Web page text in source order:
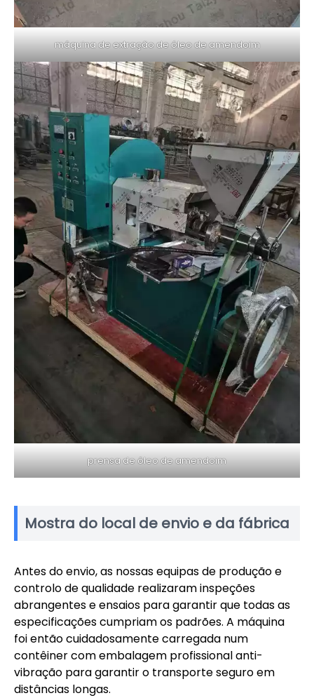
máquina de extração de óleo de amendoim
prensa de óleo de amendoim
Mostra do local de envio e da fábrica
Antes do envio, as nossas equipas de produção e
controlo de qualidade realizaram inspeções
abrangentes e ensaios para garantir que todas as
especificações cumpriam os padrões. A máquina
foi então cuidadosamente carregada num
contêiner com embalagem profissional anti-
vibração para garantir o transporte seguro em
distâncias longas.